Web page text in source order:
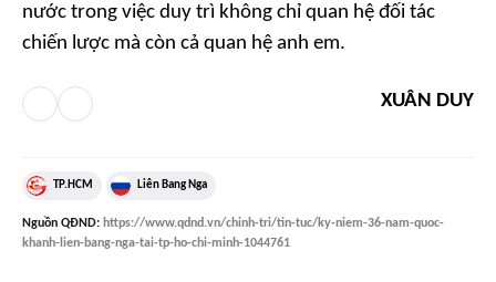
nước trong việc duy trì không chỉ quan hệ đối tác
chiến lược mà còn cả quan hệ anh em.
XUÂN DUY
TP.HCM Liên Bang Nga
Nguồn QĐND: https://www.qdnd.vn/chinh-tri/tin-tuc/ky-niem-36-nam-quoc-
khanh-lien-bang-nga-tai-tp-ho-chi-minh-1044761